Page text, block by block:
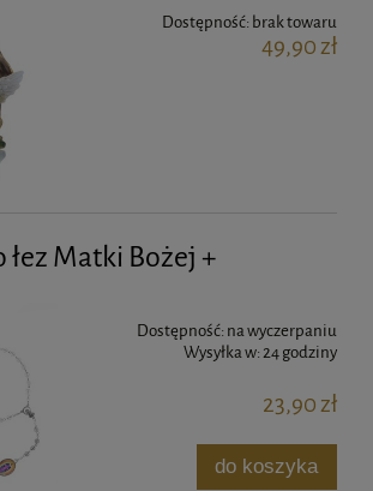
Dostępność: brak towaru
49,90 zł
łez Matki Bożej +
Dostępność: na wyczerpaniu
Wysyłka w:24 godziny
23,90 zł
do koszyka